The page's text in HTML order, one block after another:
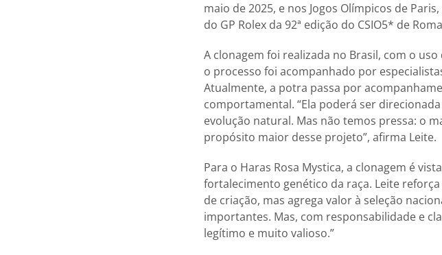
maio de 2025, e nos Jogos Olímpicos de
do GP Rolex da 92ª edição do CSIO5* de
A clonagem foi realizada no Brasil, com o
o processo foi acompanhado por
Atualmente, a potra passa por
comportamental. “Ela poderá ser
evolução natural. Mas não temos pressa: o
propósito maior desse projeto”, afirma Leite.
Para o Haras Rosa Mystica, a clonagem é
fortalecimento genético da raça. Leite
de criação, mas agrega valor à seleção
importantes. Mas, com responsabilidade e
legítimo e muito valioso.”